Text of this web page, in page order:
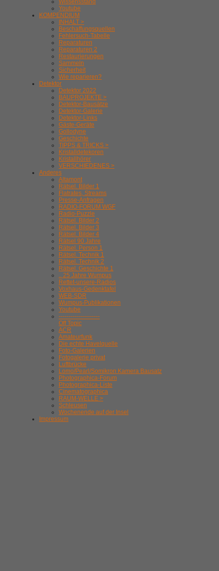
Wissensstand
Youtube
KOMPENDIUM
INHALT >
Beschaffungsquellen
Fehlersuch-Tabelle
Reparaturen
Reparaturen 2
Restaurierungen
Sammeln
Sicherheit
Wie reparieren?
Detektor
Detektor 2022
BAUPROJEKTE >
Detektor-Bausätze
Detektor-Galerie
Detektor-Links
Gäste-Geräte
Gollodyne
Geschichte
TIPPS & TRICKS >
Kristalldetekoren
Kristallhörer
VERSCHIEDENES >
Anderes
Altamont
Rätsel. Bilder 1
Flatrates, Streams
Presse-Anfragen
RADIO-FORUM WGF
Radio-Puzzle
Rätsel. Bilder 2
Rätsel. Bilder 3
Rätsel. Bilder 4
Rätsel 90 Jahre
Rätsel. Person 1
Rätsel. Technik 1
Rätsel. Technik 2
Rätsel. Geschichte 1
.. 25 Jahre Wumpus
Rettet-unsere-Radios
Voxhaus-Gedenktafel
WEB-SDR
Wumpus-Publikationen
Youtube
---------------------
Off Topic
ACR
Amateurfunk
Die echte Havelquelle
Foto-Galerien
Fotogalerie privat
Luftbrücke
Lomo/Pearl/Somikron Kamera Bausatz
Photographica-Forum
Photographica-Liste
Cinematographica
RAUM-WELLE >
Schleusen
Wochenende auf der Insel
Impressum